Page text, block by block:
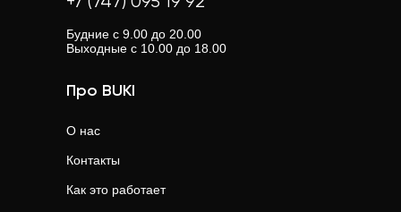
Будние с 9.00 до 20.00
Выходные с 10.00 до 18.00
Про BUKI
О нас
Контакты
Как это работает